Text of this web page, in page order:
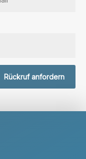
Rückruf anfordern